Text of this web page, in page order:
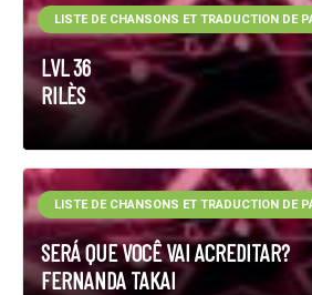
LVL 36
RILÈS
LISTE DE CHANSONS ET TRADUCTION DE
SERÁ QUE VOCÊ VAI ACREDITAR?
FERNANDA TAKAI
LISTE DE CHANSONS ET TRADUCTION DE